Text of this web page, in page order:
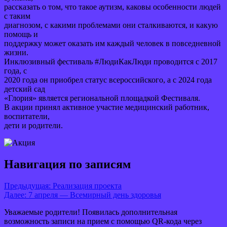
рассказать о том, что такое аутизм, каковы особенности людей
с таким
диагнозом, с какими проблемами они сталкиваются, и какую
помощь и
поддержку может оказать им каждый человек в повседневной
жизни.
Инклюзивный фестиваль #ЛюдиКакЛюди проводится с 2017
года, с
2020 года он приобрел статус всероссийского, а с 2024 года
детский сад
«Глория» является региональной площадкой Фестиваля.
В акции принял активное участие медицинский работник,
воспитатели,
дети и родители.
Навигация по записям
Предыдущая: Реализация проекта
Далее: 7 апреля — Всемирный день здоровья
Уважаемые родители! Появилась дополнительная
возможность записи на прием с помощью QR-кода через